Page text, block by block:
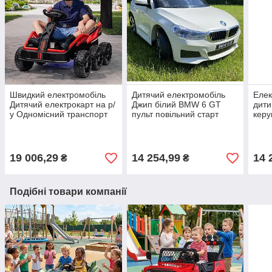
Швидкий електромобіль
Дитячий електрокарт на р/
у Одномісний транспорт
19 006,29 ₴
Дитячий електромобіль
Джип білий BMW 6 GT
пульт повільний старт
14 254,99₴ 14
Подібні товари компанії